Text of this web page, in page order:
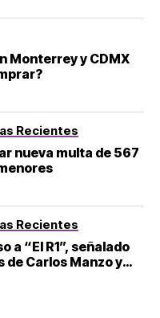
Monterrey y CDMX
Recientes
nueva multa de 567
Recientes
a “El R1”, señalado
de Carlos Manzo y